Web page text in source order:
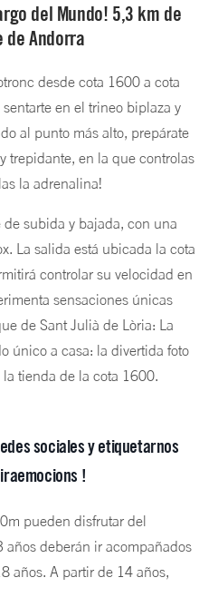
del Mundo! 5,3 km de
de Andorra
desde cota 1600 a cota
en el trineo biplaza y
al punto más alto, prepárate
trepidante, en la que controlas
la adrenalina!
subida y bajada, con una
La salida está ubicada la cota
controlar su velocidad en
sensaciones únicas
de Sant Julià de Lòria: La
único a casa: la divertida foto
tienda de la cota 1600.
sociales y etiquetarnos
!
pueden disfrutar del
años deberán ir acompañados
años. A partir de 14 años,